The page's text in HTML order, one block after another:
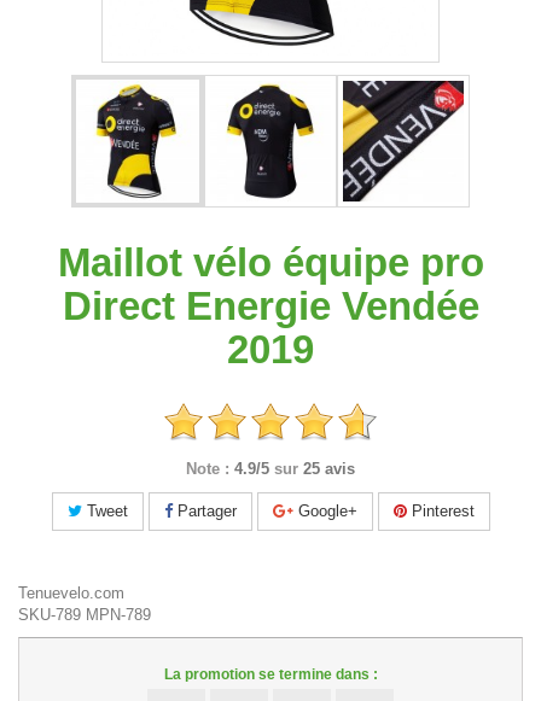
Maillot vélo équipe pro
Direct Energie Vendée
2019
Note : 4.9/5 sur 25 avis
Tweet Partager Google+ Pinterest
Tenuevelo.com
SKU-789 MPN-789
La promotion se termine dans :